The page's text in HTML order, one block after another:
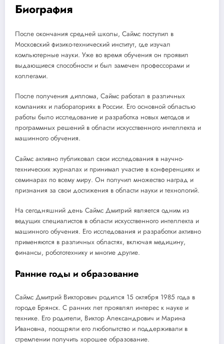
Биография
После окончания средней школы, Саймс поступил в
Московский физико-технический институт, где изучал
компьютерные науки. Уже во время обучения он проявил
выдающиеся способности и был замечен профессорами и
коллегами.
После получения диплома, Саймс работал в различных
компаниях и лабораториях в России. Его основной областью
работы было исследование и разработка новых методов и
программных решений в области искусственного интеллекта и
машинного обучения.
Саймс активно публиковал свои исследования в научно-
технических журналах и принимал участие в конференциях и
семинарах по всему миру. Он получил множество наград и
признания за свои достижения в области науки и технологий.
На сегодняшний день Саймс Дмитрий является одним из
ведущих специалистов в области искусственного интеллекта и
машинного обучения. Его исследования и разработки активно
применяются в различных областях, включая медицину,
финансы, робототехнику и многие другие.
Ранние годы и образование
Саймс Дмитрий Викторович родился 15 октября 1985 года в
городе Брянск. С ранних лет проявлял интерес к науке и
технике. Его родители, Виктор Александрович и Марина
Ивановна, поощряли его любопытство и поддерживали в
стремлении получить хорошее образование.